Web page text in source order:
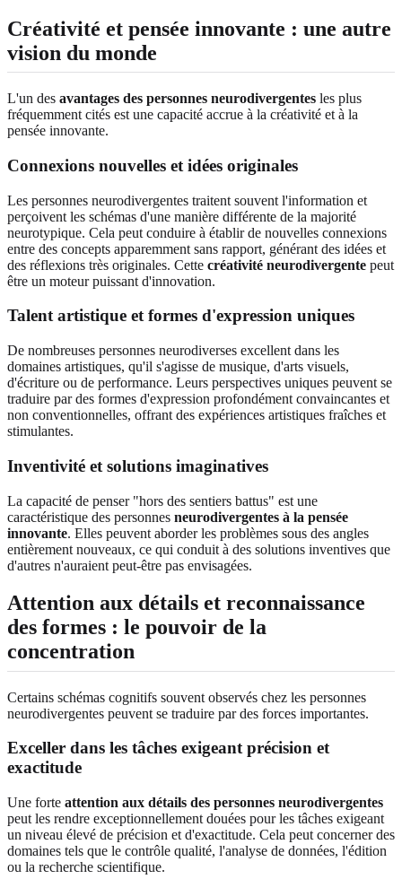
Créativité et pensée innovante : une autre
vision du monde
L'un des avantages des personnes neurodivergentes les plus
fréquemment cités est une capacité accrue à la créativité et à la
pensée innovante.
Connexions nouvelles et idées originales
Les personnes neurodivergentes traitent souvent l'information et
perçoivent les schémas d'une manière différente de la majorité
neurotypique. Cela peut conduire à établir de nouvelles connexions
entre des concepts apparemment sans rapport, générant des idées et
des réflexions très originales. Cette créativité neurodivergente peut
être un moteur puissant d'innovation.
Talent artistique et formes d'expression uniques
De nombreuses personnes neurodiverses excellent dans les
domaines artistiques, qu'il s'agisse de musique, d'arts visuels,
d'écriture ou de performance. Leurs perspectives uniques peuvent se
traduire par des formes d'expression profondément convaincantes et
non conventionnelles, offrant des expériences artistiques fraîches et
stimulantes.
Inventivité et solutions imaginatives
La capacité de penser "hors des sentiers battus" est une
caractéristique des personnes neurodivergentes à la pensée
innovante. Elles peuvent aborder les problèmes sous des angles
entièrement nouveaux, ce qui conduit à des solutions inventives que
d'autres n'auraient peut-être pas envisagées.
Attention aux détails et reconnaissance
des formes : le pouvoir de la
concentration
Certains schémas cognitifs souvent observés chez les personnes
neurodivergentes peuvent se traduire par des forces importantes.
Exceller dans les tâches exigeant précision et
exactitude
Une forte attention aux détails des personnes neurodivergentes
peut les rendre exceptionnellement douées pour les tâches exigeant
un niveau élevé de précision et d'exactitude. Cela peut concerner des
domaines tels que le contrôle qualité, l'analyse de données, l'édition
ou la recherche scientifique.